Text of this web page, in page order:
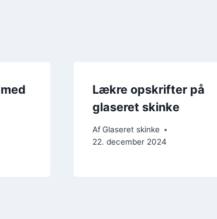
Lækre opskrifter på
glaseret skinke
Af Glaseret skinke
22. december 2024